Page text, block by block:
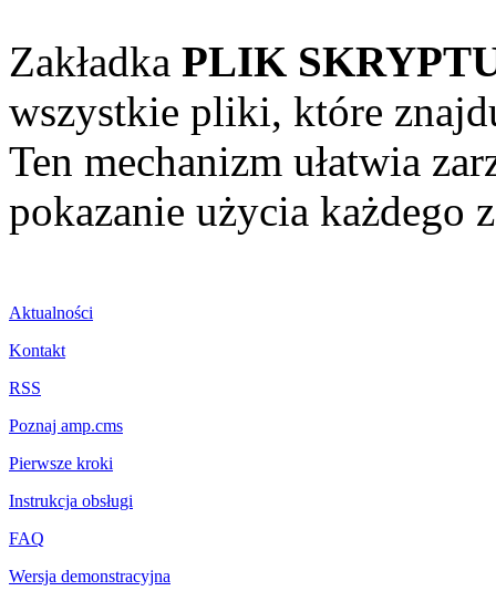
Zakładka PLIK
wszystkie pliki, które
Ten mechanizm ułatwia
pokazanie użycia każdego
Aktualności
Kontakt
RSS
Poznaj amp.cms
Pierwsze kroki
Instrukcja obsługi
FAQ
Wersja demonstracyjna